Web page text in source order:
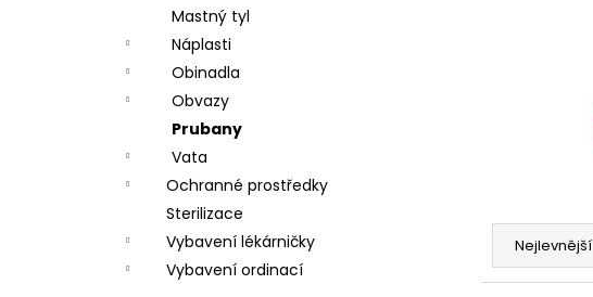
Mastný tyl
Náplasti
Obinadla
Obvazy
Prubany
Vata
Ochranné prostředky
Sterilizace
Vybavení lékárničky
Vybavení ordinací
Ř
z
Nejlevnější